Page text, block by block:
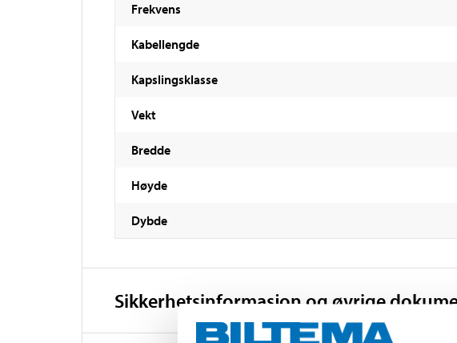
Frekvens
Kabellengde
Kapslingsklasse
Vekt
Bredde
Høyde
Dybde
Sikkerhetsinformasjon og øvrige